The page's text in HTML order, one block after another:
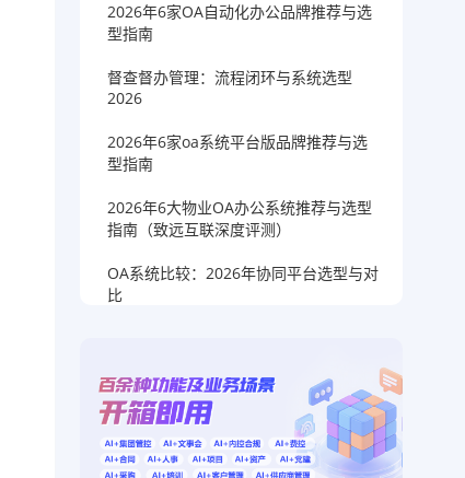
2026年6家OA自动化办公品牌推荐与选
型指南
督查督办管理：流程闭环与系统选型
2026
2026年6家oa系统平台版品牌推荐与选
型指南
2026年6大物业OA办公系统推荐与选型
指南（致远互联深度评测）
OA系统比较：2026年协同平台选型与对
比